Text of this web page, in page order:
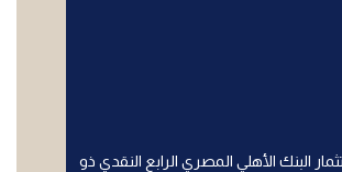
البنك الأهلي المصري الرابع النقدي ذو